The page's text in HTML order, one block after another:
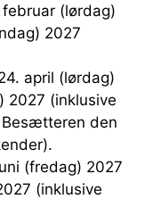
2027
2027 (inklusive
den
(inklusive